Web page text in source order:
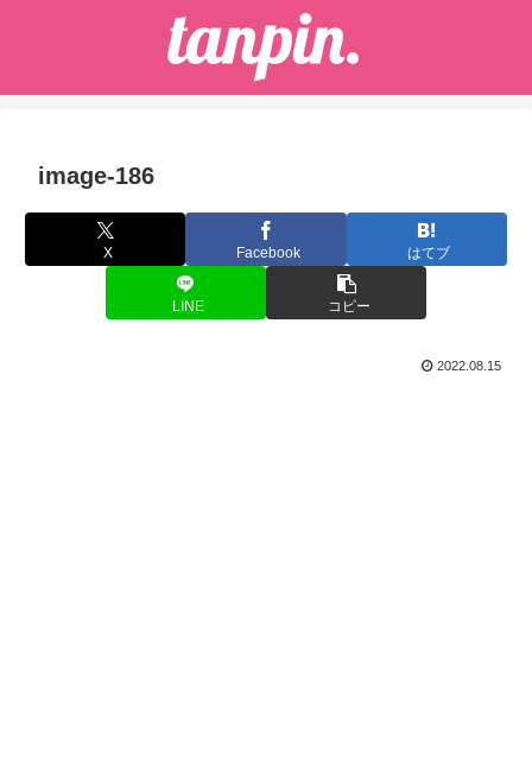
image-186
X Facebook はてブ
LINE コピー
2022.08.15